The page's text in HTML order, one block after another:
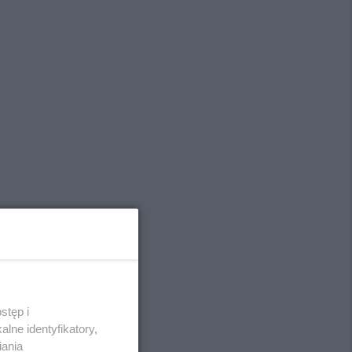
i
identyfikatory,